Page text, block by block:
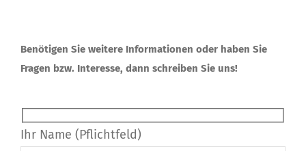
Benötigen Sie weitere Informationen oder haben Sie
Fragen bzw. Interesse, dann schreiben Sie uns!
Ihr Name (Pflichtfeld)